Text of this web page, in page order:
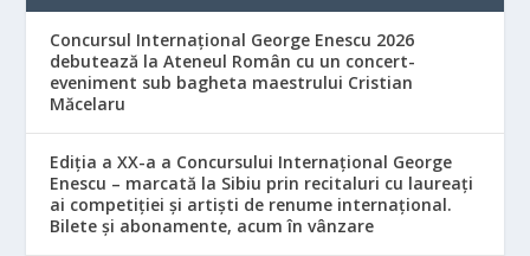
Concursul Internațional George Enescu 2026
debutează la Ateneul Român cu un concert-
eveniment sub bagheta maestrului Cristian
Măcelaru
Ediția a XX-a a Concursului Internațional George
Enescu – marcată la Sibiu prin recitaluri cu laureați
ai competiției și artiști de renume internațional.
Bilete și abonamente, acum în vânzare